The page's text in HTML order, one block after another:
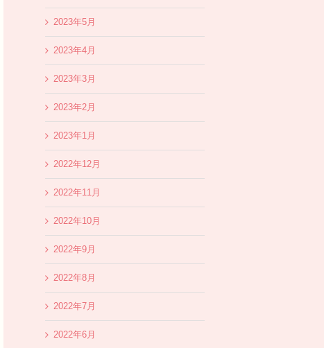
2023年5月
2023年4月
2023年3月
2023年2月
2023年1月
2022年12月
2022年11月
2022年10月
2022年9月
2022年8月
2022年7月
2022年6月